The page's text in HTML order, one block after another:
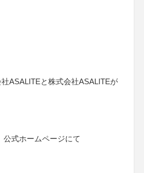
ASALITEと株式会社ASALITEが
公式ホームページにて